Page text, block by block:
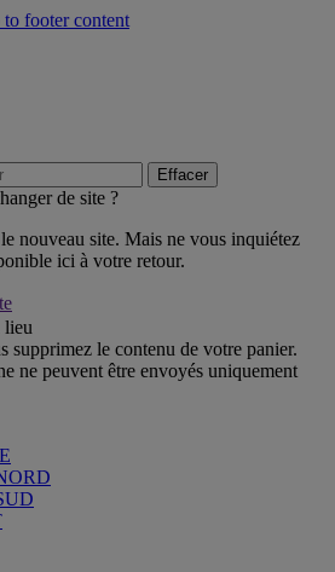
to footer content
Effacer
de site ?
nouveau site. Mais ne vous inquiétez
ici à votre retour.
lieu
supprimez le contenu de votre panier.
ne peuvent être envoyés uniquement